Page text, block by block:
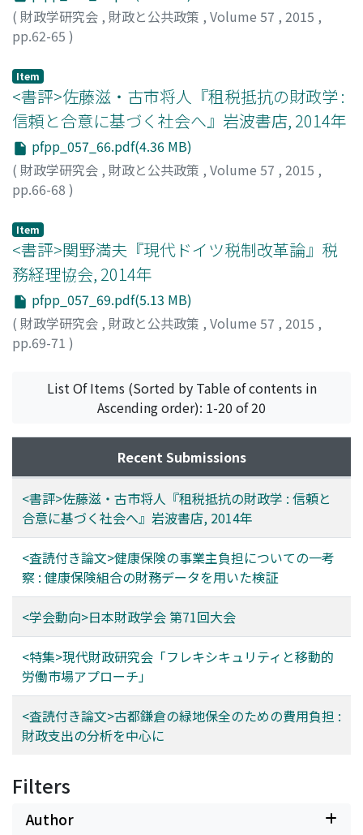
( 財政学研究会 , 財政と公共政策 , Volume 57 , 2015 ,
pp.62-65 )
Item
<書評>佐藤滋・古市将人『租税抵抗の財政学 :
信頼と合意に基づく社会へ』岩波書店, 2014年
pfpp_057_66.pdf(4.36 MB)
( 財政学研究会 , 財政と公共政策 , Volume 57 , 2015 ,
pp.66-68 )
Item
<書評>関野満夫『現代ドイツ税制改革論』税
務経理協会, 2014年
pfpp_057_69.pdf(5.13 MB)
( 財政学研究会 , 財政と公共政策 , Volume 57 , 2015 ,
pp.69-71 )
List Of Items (Sorted by Table of contents in
Ascending order): 1-20 of 20
Recent Submissions
<書評>佐藤滋・古市将人『租税抵抗の財政学 : 信頼と
合意に基づく社会へ』岩波書店, 2014年
<査読付き論文>健康保険の事業主負担についての一考
察 : 健康保険組合の財務データを用いた検証
<学会動向>日本財政学会 第71回大会
<特集>現代財政研究会「フレキシキュリティと移動的
労働市場アプローチ」
<査読付き論文>古都鎌倉の緑地保全のための費用負担 :
財政支出の分析を中心に
Filters
Author